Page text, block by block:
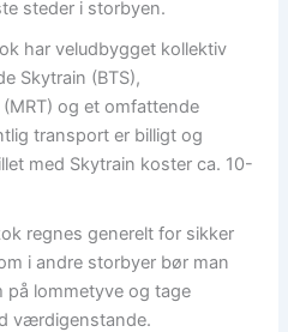
steder i storbyen.
har veludbygget kollektiv
Skytrain (BTS),
og et omfattende
transport er billigt og
med Skytrain koster ca. 10-
regnes generelt for sikker
i andre storbyer bør man
lommetyve og tage
værdigenstande.